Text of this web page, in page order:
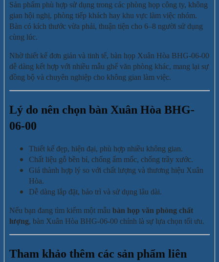
Sản phẩm phù hợp sử dụng trong các phòng họp công ty, không
gian hội nghị, phòng tiếp khách hay khu vực làm việc nhóm.
Bàn có kích thước vừa phải, thuận tiện cho 6–8 người sử dụng
cùng lúc.
Nhờ thiết kế đơn giản và tinh tế, bàn họp Xuân Hòa BHG-06-00
dễ dàng kết hợp với nhiều mẫu ghế văn phòng khác, mang lại sự
đồng bộ và chuyên nghiệp cho không gian làm việc.
Lý do nên chọn bàn Xuân Hòa BHG-
06-00
Thiết kế đẹp, hiện đại, phù hợp nhiều không gian.
Chất liệu gỗ bền bỉ, chống ẩm mốc, chống trầy xước.
Giá thành hợp lý so với chất lượng và thương hiệu Xuân
Hòa.
Dễ dàng lắp đặt, bảo trì và sử dụng lâu dài.
Nếu bạn đang tìm kiếm một mẫu bàn họp văn phòng chất
lượng, bàn Xuân Hòa BHG-06-00 chính là sự lựa chọn tối ưu.
Tham khảo thêm các sản phẩm liên